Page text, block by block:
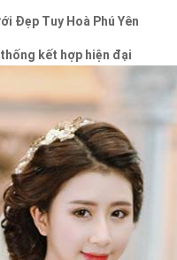
Đẹp Tuy Hoà Phú Yên
kết hợp hiện đại